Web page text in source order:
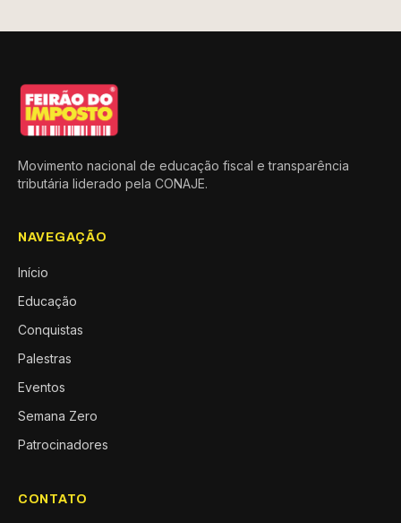
Movimento nacional de educação fiscal e transparência
tributária liderado pela CONAJE.
NAVEGAÇÃO
Início
Educação
Conquistas
Palestras
Eventos
Semana Zero
Patrocinadores
CONTATO